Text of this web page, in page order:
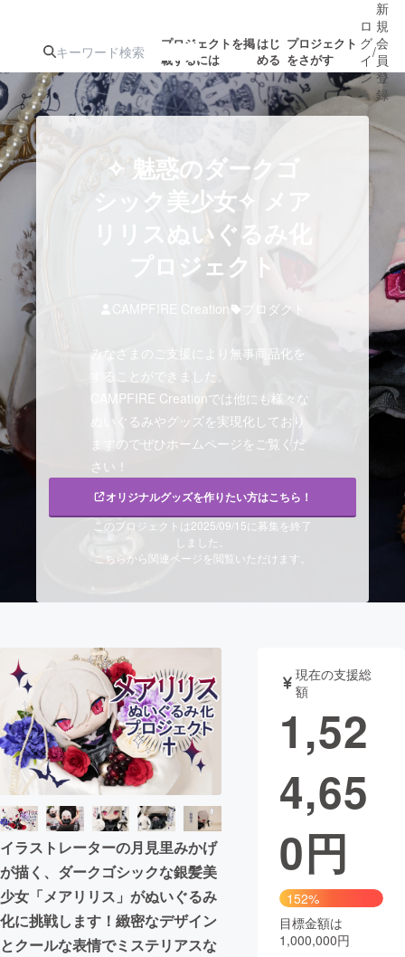
プロジェクトを掲
載するには
はじ
める
プロジェクト
をさがす
人気のプロ
ジェクト
ターン
注目の新着プロ
ジェクト
募集終了が近いプ
ロジェクト
もうすぐ公開
されます
ゲーム・
書籍・雑誌
ビジネス・起業 チャレンジ
まちづくり・地域活性化
CAMPFIRE for Social GoodCAMPFIRE Creation
CAMPFIREふるさと納税machi-yaコミュニティ
ロ
グ
イ
ン
/
新
規
会
員
登
録
✧ 魅惑のダークゴ
シック美少女✧ メア
リリスぬいぐるみ化
プロジェクト
CAMPFIRE Creation プロダクト
みなさまのご支援により無事商品化を
することができました。
CAMPFIRE Creationでは他にも様々な
ぬいぐるみやグッズを実現化しており
ますのでぜひホームページをご覧くだ
さい！
オリジナルグッズを作りたい方はこちら！
このプロジェクトは2025/09/15に募集を終了
しました。
こちらから関連ページを閲覧いただけます。
イラストレーターの月見里みかげ
が描く、ダークゴシックな銀髪美
少女「メアリリス」がぬいぐるみ
化に挑戦します！緻密なデザイン
とクールな表情でミステリアスな
現在の支援総
額
1,52
4,65
0円
152%
目標金額は
1,000,000円